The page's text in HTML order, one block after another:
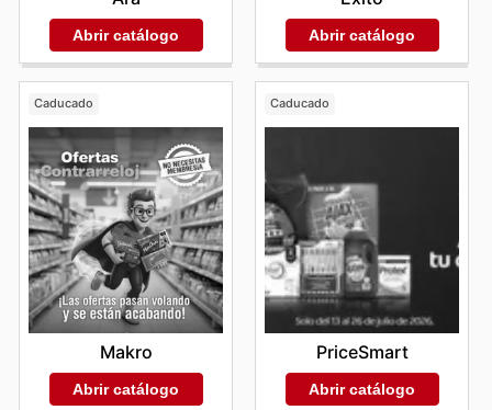
Abrir catálogo Abrir catálogo
Caducado
Makro
Abrir catálogo
Caducado
PriceSmart
Abrir catálogo